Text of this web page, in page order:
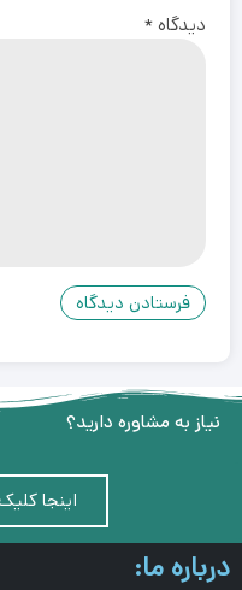
دیدگاه *
نیاز به مشاوره دارید؟
اینجا
درباره ما: